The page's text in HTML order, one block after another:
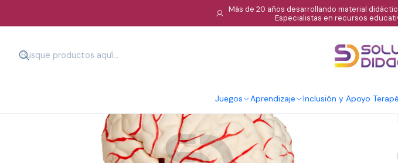
Juegos Aprendizaje Inclusión y Apoyo
Más de 20 años desarrollando material
Especialistas en recursos